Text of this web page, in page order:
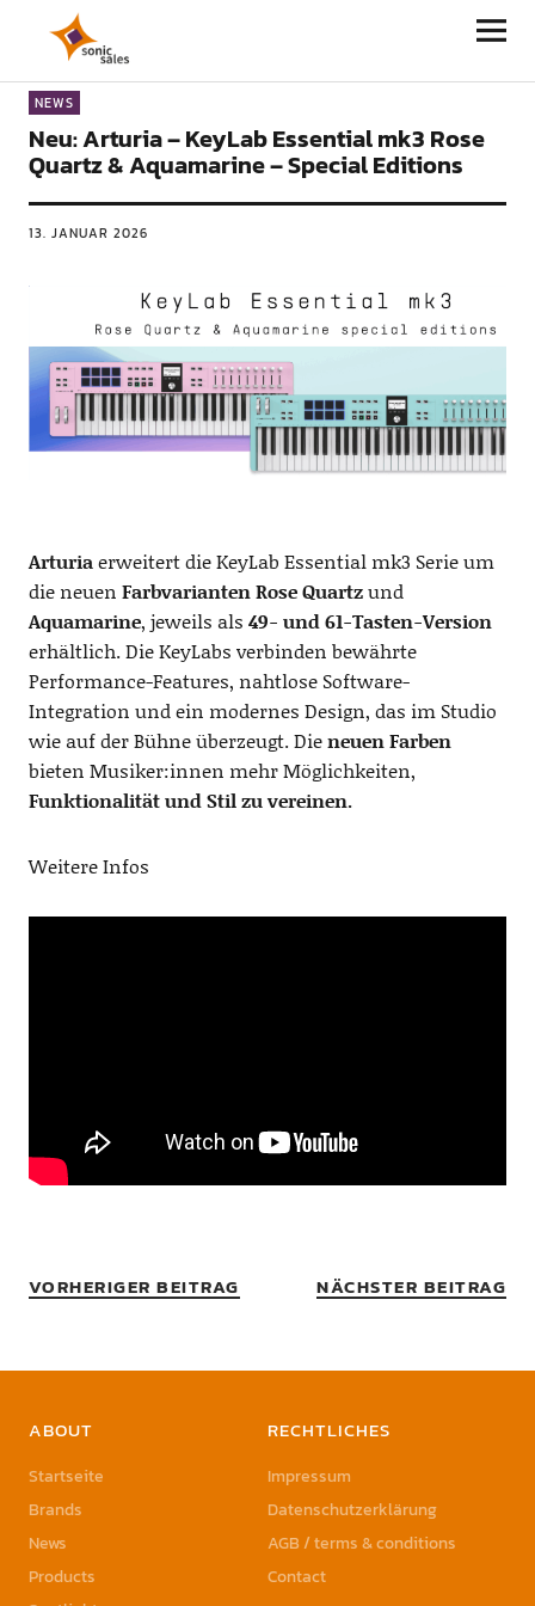
Sonic Sales
NEWS
Neu: Arturia – KeyLab Essential mk3 Rose
Quartz & Aquamarine – Special Editions
13. JANUAR 2026
Arturiaerweitert die KeyLab Essential mk3 Serie um
die neuen Farbvarianten Rose Quartzund
Aquamarine, jeweils als 49- und 61-Tasten-Version
erhältlich. Die KeyLabs verbinden bewährte
Performance-Features, nahtlose Software-
Integration und ein modernes Design, das im Studio
wie auf der Bühne überzeugt. Dieneuen Farben
bieten Musiker:innen mehr Möglichkeiten,
Funktionalität und Stil zu vereinen.
Weitere Infos
VORHERIGER BEITRAG NÄCHSTER BEITRAG
ABOUT
Startseite
Brands
News
Products
RECHTLICHES
Impressum
Datenschutzerklärung
AGB / terms & conditions
Contact